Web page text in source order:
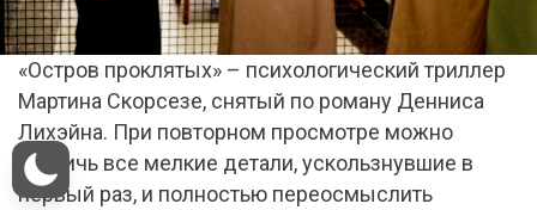
«Остров проклятых» – психологический триллер
Мартина Скорсезе, снятый по роману Денниса
Лихэйна. При повторном просмотре можно
постичь все мелкие детали, ускользнувшие в
первый раз, и полностью переосмыслить